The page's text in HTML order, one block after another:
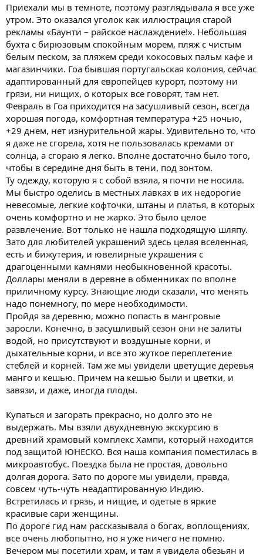
Приехали мы в темноте, поэтому разглядывала я все уже
утром. Это оказался уголок как иллюстрация старой
рекламы «Баунти – райское наслаждение!». Небольшая
бухта с бирюзовым спокойным морем, пляж с чистым
белым песком, за пляжем среди кокосовых пальм кафе и
магазинчики. Гоа бывшая португальская колония, сейчас
адаптированный для европейцев курорт, поэтому ни
грязи, ни нищих, о которых все говорят, там нет.
Февраль в Гоа приходится на засушливый сезон, всегда
хорошая погода, комфортная температура +25 ночью,
+29 днем, нет изнурительной жары. Удивительно то, что
я даже не сгорела, хотя не пользовалась кремами от
солнца, а сгораю я легко. Вполне достаточно было того,
чтобы в середине дня быть в тени, под зонтом.
Ту одежду, которую я с собой взяла, я почти не носила.
Мы быстро оделись в местных лавках в их недорогие
невесомые, легкие кофточки, штаны и платья, в которых
очень комфортно и не жарко. Это было целое
развлечение. Вот только не нашла подходящую шляпу.
Зато для любителей украшений здесь целая вселенная,
есть и бижутерия, и ювелирные украшения с
драгоценными камнями необыкновенной красоты.
Доллары меняли в деревне в обменниках по вполне
приличному курсу. Знающие люди сказали, что менять
надо понемногу, по мере необходимости.
Пройдя за деревню, можно попасть в мангровые
заросли. Конечно, в засушливый сезон они не залиты
водой, но присутствуют и воздушные корни, и
дыхательные корни, и все это жуткое переплетение
стеблей и корней. Там же мы увидели цветущие деревья
манго и кешью. Причем на кешью были и цветки, и
завязи, и даже, иногда плоды.
Купаться и загорать прекрасно, но долго это не
выдержать. Мы взяли двухдневную экскурсию в
древний храмовый комплекс Хампи, который находится
под защитой ЮНЕСКО. Вся наша компания поместилась в
микроавтобус. Поездка была не простая, довольно
долгая дорога. Зато по дороге мы увидели, правда,
совсем чуть-чуть неадаптированную Индию.
Встретилась и грязь, и нищие, и одетые в яркие
красивые сари женщины.
По дороге гид нам рассказывала о богах, воплощениях,
все очень любопытно, но я уже ничего не помню.
Вечером мы посетили храм, и там я увидела обезьян и